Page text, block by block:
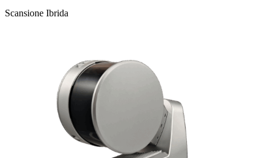
Scansione Ibrida